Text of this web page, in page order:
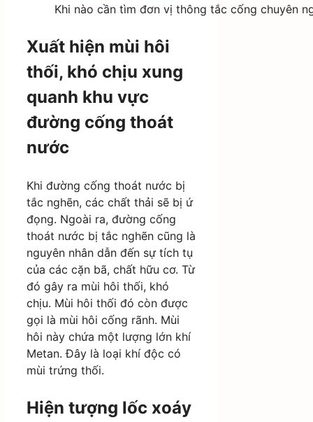
Khi nào cần tìm đơn vị thông tắc cống chuyên
Xuất hiện mùi hôi
thối, khó chịu xung
quanh khu vực
đường cống thoát
nước
Khi đường cống thoát nước bị
tắc nghẽn, các chất thải sẽ bị ứ
đọng. Ngoài ra, đường cống
thoát nước bị tắc nghẽn cũng là
nguyên nhân dẫn đến sự tích tụ
của các cặn bã, chất hữu cơ. Từ
đó gây ra mùi hôi thối, khó
chịu. Mùi hôi thối đó còn được
gọi là mùi hôi cống rãnh. Mùi
hôi này chứa một lượng lớn khí
Metan. Đây là loại khí độc có
mùi trứng thối.
Hiện tượng lốc xoáy